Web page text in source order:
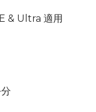
& Ultra 適用